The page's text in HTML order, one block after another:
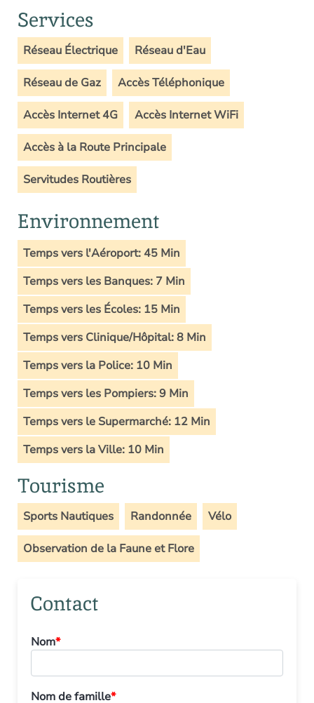
Services
Réseau Électrique Réseau d'Eau
Réseau de Gaz Accès Téléphonique
Accès Internet 4G Accès Internet WiFi
Accès à la Route Principale
Servitudes Routières
Environnement
Temps vers l'Aéroport: 45 Min
Temps vers les Banques: 7 Min
Temps vers les Écoles: 15 Min
Temps vers Clinique/Hôpital: 8 Min
Temps vers la Police: 10 Min
Temps vers les Pompiers: 9 Min
Temps vers le Supermarché: 12 Min
Temps vers la Ville: 10 Min
Tourisme
Sports Nautiques Randonnée Vélo
Observation de la Faune et Flore
Contact
Nom*
Nom de famille*